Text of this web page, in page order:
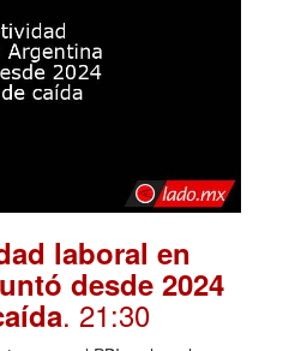
laboral en
desde 2024
. 21:30